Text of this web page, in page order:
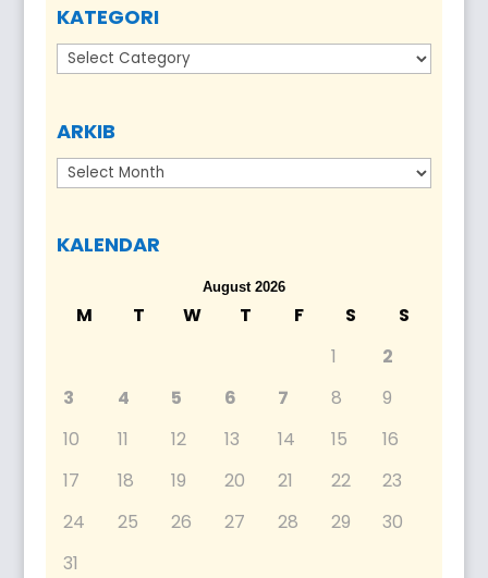
KATEGORI
Kategori
ARKIB
Arkib
KALENDAR
August 2026
M T W T F S
S
1
2
3
4 5 6 7 8
9
10
11 12 13 14 15
16
17
18 19 20 21 22
23
24
25 26 27 28 29
30
31